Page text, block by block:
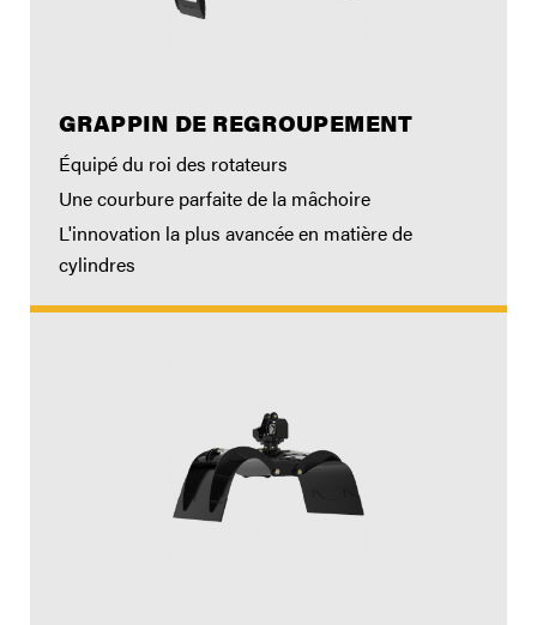
GRAPPIN DE REGROUPEMENT
Équipé du roi des rotateurs
Une courbure parfaite de la mâchoire
L'innovation la plus avancée en matière de
cylindres